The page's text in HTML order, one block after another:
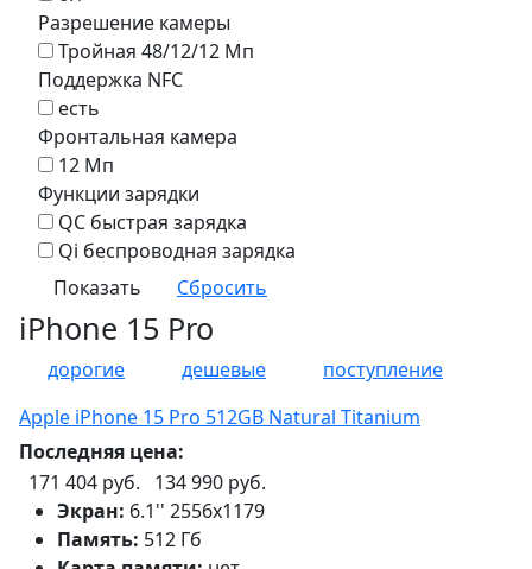
Разрешение камеры
Тройная 48/12/12 Мп
Поддержка NFC
есть
Фронтальная камера
12 Мп
Функции зарядки
QC быстрая зарядка
Qi беспроводная зарядка
iPhone 15 Pro
дорогие дешевые
поступление
Apple iPhone 15 Pro 512GB Natural Titanium
Последняя цена:
171 404 руб.
134 990 руб.
Экран: 6.1'' 2556x1179
Память: 512 Гб